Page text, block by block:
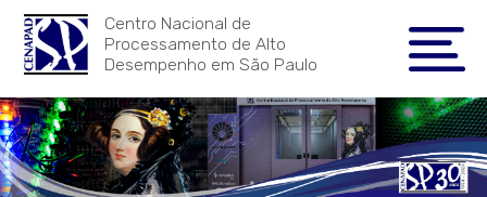
Centro Nacional de
Processamento de Alto
Desempenho em São Paulo